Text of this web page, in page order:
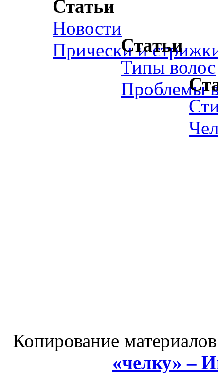
Статьи
Новости
Прически иСтатьи
Типы волос
Проблемы
Копирование
«челку» –